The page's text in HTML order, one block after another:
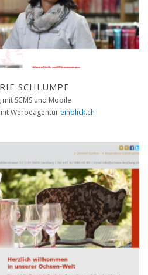
SCHLUMPF
SCMS und Mobile
Werbeagentur einblick.ch